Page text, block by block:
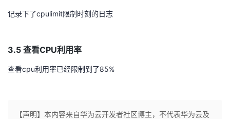
记录下了cpulimit限制时刻的日志
3.5 查看CPU利用率
查看cpu利用率已经限制到了85%
【声明】本内容来自华为云开发者社区博主，不代表华为云及